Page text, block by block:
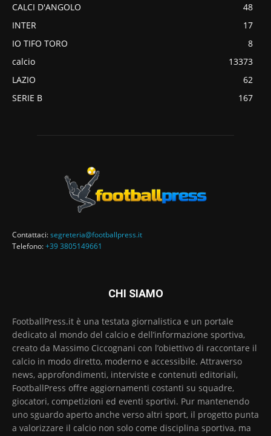
CALCI D'ANGOLO
48
INTER
17
IO TIFO TORO
8
calcio
13373
LAZIO
62
SERIE B
167
Contattaci:segreteria@footballpress.it
Telefono:+39 3805149661
CHI SIAMO
FootballPress.it è una testata giornalistica e un portale
dedicato al mondo del calcio e dell’informazione sportiva,
creato da Massimo Ciccognani con l’obiettivo di raccontare il
calcio in modo diretto, moderno e accessibile. Attraverso
news, approfondimenti, interviste e contenuti editoriali,
FootballPress offre aggiornamenti costanti su squadre,
giocatori, competizioni ed eventi sportivi. Pur mantenendo
uno sguardo aperto anche verso altri sport, il progetto punta
a valorizzare il calcio non solo come disciplina sportiva, ma